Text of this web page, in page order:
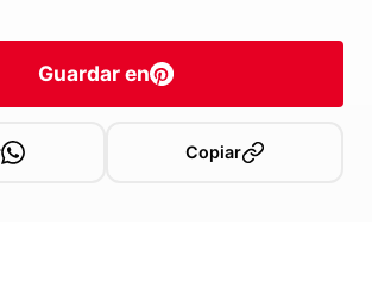
Guardar en
Copiar